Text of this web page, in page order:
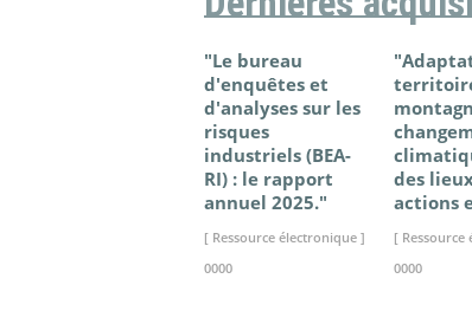
"Le bureau
d'enquêtes et
d'analyses sur les
risques
industriels (BEA-
RI) : le rapport
annuel 2025."
[ Ressource électronique ]
0000
des
actions
[
0000